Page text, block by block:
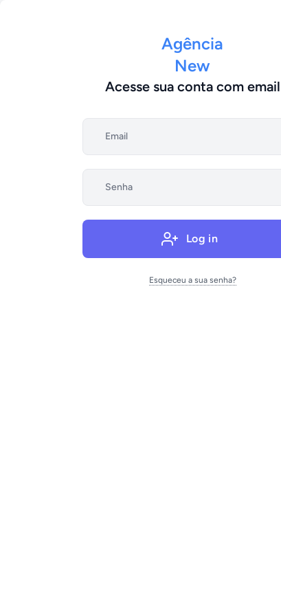
Agência
New
Acesse sua conta com email
Log in
Esqueceu a sua senha?